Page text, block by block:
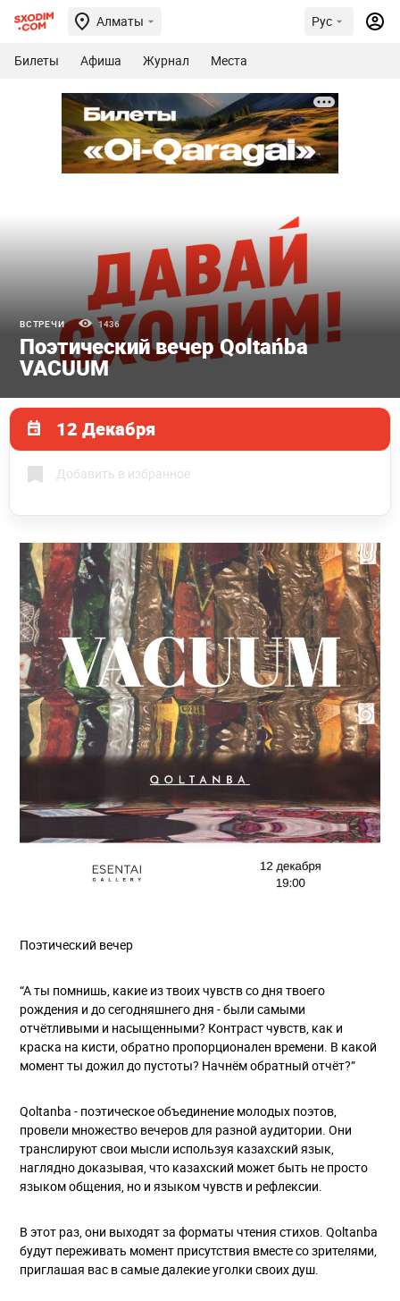
Алматы Рус
Билеты Афиша Журнал Места
ВСТРЕЧИ 1436
Поэтический вечер Qoltańba
VACUUM
12 Декабря
Добавить в избранное
Поэтический вечер
“А ты помнишь, какие из твоих чувств со дня твоего
рождения и до сегодняшнего дня - были самыми
отчётливыми и насыщенными? Контраст чувств, как и
краска на кисти, обратно пропорционален времени. В какой
момент ты дожил до пустоты? Начнём обратный отчёт?”
Qoltanba - поэтическое объединение молодых поэтов,
провели множество вечеров для разной аудитории. Они
транслируют свои мысли используя казахский язык,
наглядно доказывая, что казахский может быть не просто
языком общения, но и языком чувств и рефлексии.
В этот раз, они выходят за форматы чтения стихов. Qoltanba
будут переживать момент присутствия вместе со зрителями,
приглашая вас в самые далекие уголки своих душ.